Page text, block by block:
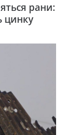
рани:
цинку